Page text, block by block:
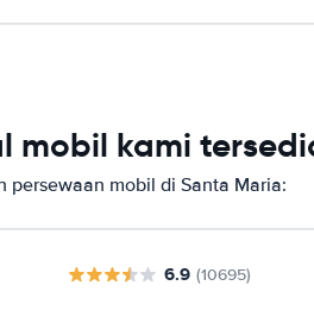
mobil kami
persewaan mobil di Santa Maria:
6.9 (10695)